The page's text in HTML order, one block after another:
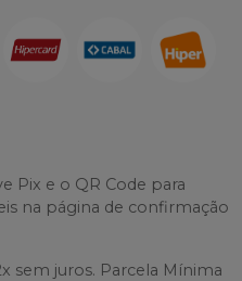
Pix e o QR Code para
na página de confirmação
sem juros. Parcela Mínima